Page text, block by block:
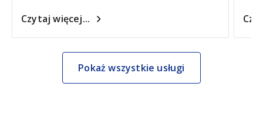
Czytaj więcej...
Pokaż wszystkie usługi